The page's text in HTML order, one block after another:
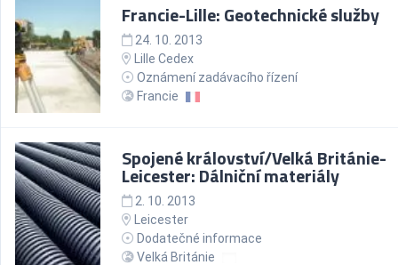
Francie-Lille: Geotechnické služby
24. 10. 2013
Lille Cedex
Oznámení zadávacího řízení
Francie
Spojené království/Velká Británie-
Leicester: Dálniční materiály
2. 10. 2013
Leicester
Dodatečné informace
Velká Británie